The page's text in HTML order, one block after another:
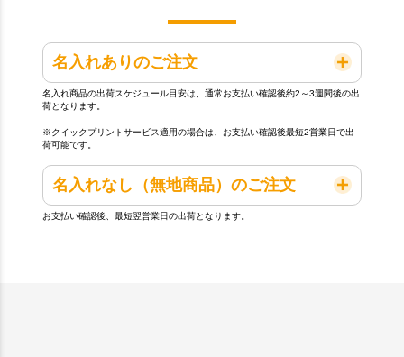
名入れありのご注文
名入れ商品の出荷スケジュール目安は、通常お支払い確認後約2～3週間後の出
荷となります。
※クイックプリントサービス適用の場合は、お支払い確認後最短2営業日で出
荷可能です。
名入れなし（無地商品）のご注文
お支払い確認後、最短翌営業日の出荷となります。